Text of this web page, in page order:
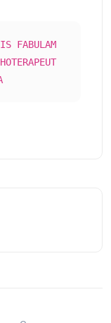
FABULAM